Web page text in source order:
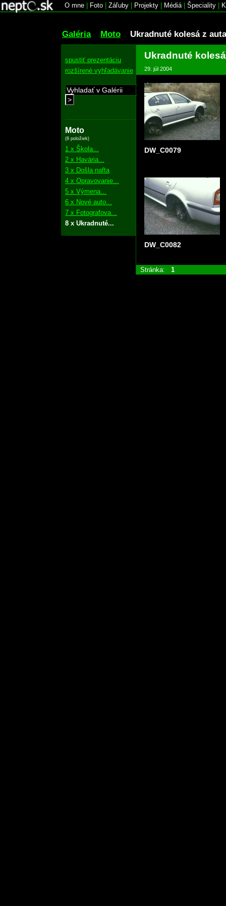
O mne Foto Záľuby Projekty Médiá| Špeciality
Galéria Moto Ukradnuté kolesá z auta
spustiť prezentáciu
rozšírené vyhľadávanie
>
Moto
(8 položiek)
1 x Škola...
2 x Havária...
3 x Došla nafta
4 x Opravovanie...
5 x Výmena...
6 x Nové auto...
7 x Fotografova...
8 x Ukradnuté...
Ukradnuté
29. júl 2004
DW_C0079
DW_C0082
Stránka: 1